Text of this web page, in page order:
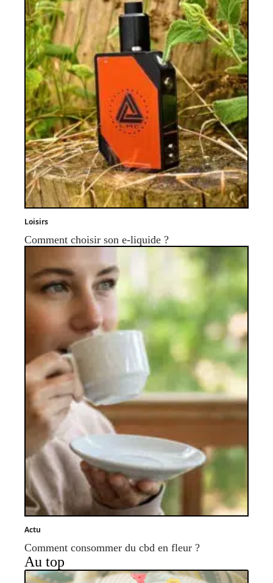
Loisirs
Comment choisir son e-liquide ?
Actu
Comment consommer du cbd en fleur ?
Au top